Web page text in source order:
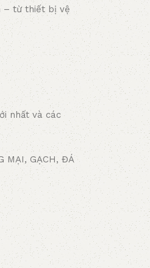
– từ thiết bị vệ
nhất và các
MẠI, GẠCH, ĐÁ